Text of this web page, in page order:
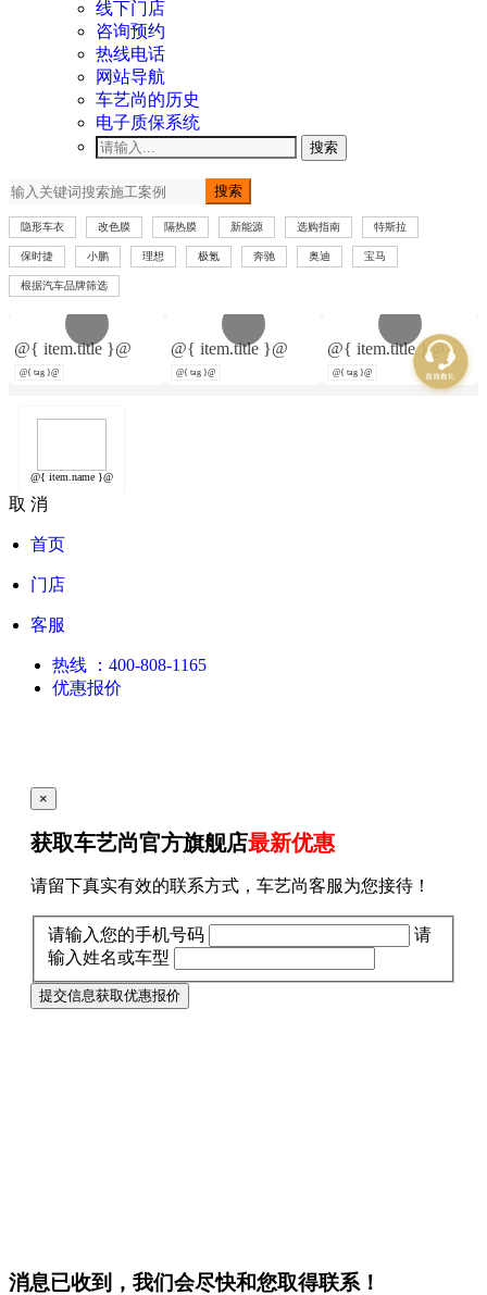
线下门店
咨询预约
热线电话
网站导航
车艺尚的历史
电子质保系统
搜索
搜索
隐形车衣 改色膜 隔热膜 新能源 选购指南 特斯拉
保时捷 小鹏 理想 极氪 奔驰 奥迪 宝马
根据汽车品牌筛选
@{ item.title }@
@{ tag }@
@{ item.title }@
@{ tag }@
@{ item.title }@
@{ tag }@
@{ item.name }@
取 消
首页
门店
客服
热线
：400-808-1165
优惠报价
×
获取车艺尚官方旗舰店最新优惠
请留下真实有效的联系方式，车艺尚客服为您接待！
请输入您的手机号码
请
输入姓名或车型
提交信息获取优惠报价
消息已收到，我们会尽快和您取得联系！